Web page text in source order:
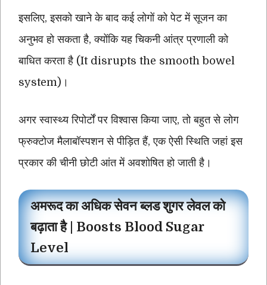
इसलिए, इसको खाने के बाद कई लोगों को पेट में सूजन का
अनुभव हो सकता है, क्योंकि यह चिकनी आंत्र प्रणाली को
बाधित करता है (It disrupts the smooth bowel
system)।
अगर स्वास्थ्य रिपोर्टों पर विश्वास किया जाए, तो बहुत से लोग
फ्रुक्टोज मैलाबॉस्पशन से पीड़ित हैं, एक ऐसी स्थिति जहां इस
प्रकार की चीनी छोटी आंत में अवशोषित हो जाती है।
अमरूद का अधिक सेवन ब्लड शुगर लेवल को
बढ़ाता है | Boosts Blood Sugar
Level